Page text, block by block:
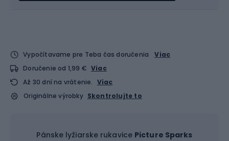
Vypočítavame pre Teba čas doručenia
Viac
Doručenie od 1,99 € Viac
Až 30 dní na vrátenie. Viac
Originálne výrobky Skontrolujte to
Pánske lyžiarske rukavice Picture Sparks